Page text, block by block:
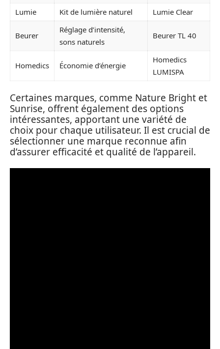
Lumie Kit de lumière naturel Lumie Clear
Beurer
Réglage d’intensité,
sons naturels
Beurer TL 40
Homedics Économie d’énergie
Homedics
LUMISPA
Certaines marques, comme Nature Bright et
Sunrise, offrent également des options
intéressantes, apportant une variété de
choix pour chaque utilisateur. Il est crucial de
sélectionner une marque reconnue afin
d’assurer efficacité et qualité de l’appareil.